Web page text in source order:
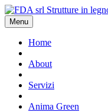
Menu
Home
About
Servizi
Anima Green